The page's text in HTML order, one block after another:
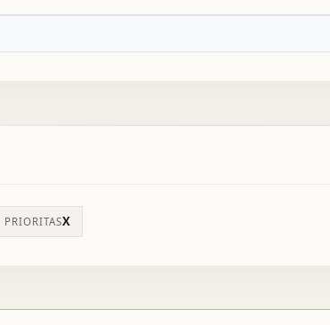
PRIORITASX